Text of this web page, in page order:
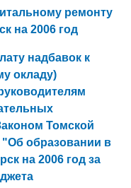
ремонту
на 2006 год
надбавок к
окладу)
Томской
"Об образовании в
на 2006 год за